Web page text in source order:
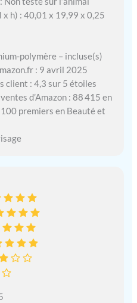
x h) : 40,01 x 19,99 x 0,25
polymère – incluse(s)
: 9 avril 2025
client : 4,3 sur 5 étoiles
d’Amazon : 88 415 en
premiers en Beauté et